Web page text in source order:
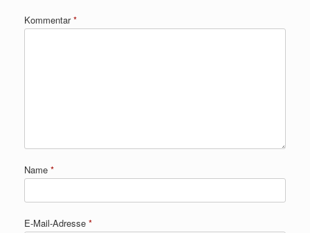
Kommentar*
Name *
E-Mail-Adresse *